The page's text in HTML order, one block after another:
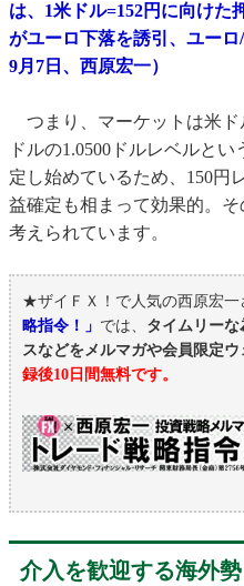
は、1米ドル=152円に向けた
がユーロ下落を誘引、ユー
9月7日、西原宏一）
つまり、マーケットは米ド
ドルの1.0500ドルレベルと
定し始めているため、150円
益確定も相まって効果的。
考えられています。
★ザイＦＸ！で人気の西原宏一
略指令！」 では、 タイムリー
スなどをメルマガや会員限定ウ
録後10日間無料です。
介入を歓迎する海外